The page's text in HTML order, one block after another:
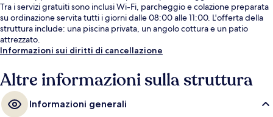
Tra i servizi gratuiti sono inclusi Wi-Fi, parcheggio e colazione preparata
su ordinazione servita tutti i giorni dalle 08:00 alle 11:00. L'offerta della
struttura include: una piscina privata, un angolo cottura e un patio
attrezzato.
Informazioni sui diritti di cancellazione
Altre informazioni sulla struttura
Informazioni generali